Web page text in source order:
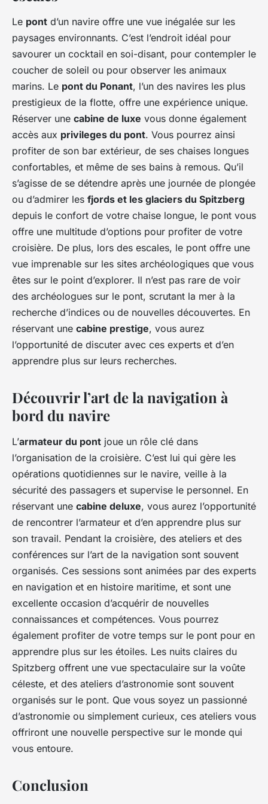
Le pont d’un navire offre une vue inégalée sur les
paysages environnants. C’est l’endroit idéal pour
savourer un cocktail en soi-disant, pour contempler le
coucher de soleil ou pour observer les animaux
marins. Le pont du Ponant, l’un des navires les plus
prestigieux de la flotte, offre une expérience unique.
Réserver une cabine de luxe vous donne également
accès aux privileges du pont. Vous pourrez ainsi
profiter de son bar extérieur, de ses chaises longues
confortables, et même de ses bains à remous. Qu’il
s’agisse de se détendre après une journée de plongée
ou d’admirer les fjords et les glaciers du Spitzberg
depuis le confort de votre chaise longue, le pont vous
offre une multitude d’options pour profiter de votre
croisière. De plus, lors des escales, le pont offre une
vue imprenable sur les sites archéologiques que vous
êtes sur le point d’explorer. Il n’est pas rare de voir
des archéologues sur le pont, scrutant la mer à la
recherche d’indices ou de nouvelles découvertes. En
réservant une cabine prestige, vous aurez
l’opportunité de discuter avec ces experts et d’en
apprendre plus sur leurs recherches.
Découvrir l’art de la navigation à
bord du navire
L’armateur du pont joue un rôle clé dans
l’organisation de la croisière. C’est lui qui gère les
opérations quotidiennes sur le navire, veille à la
sécurité des passagers et supervise le personnel. En
réservant une cabine deluxe, vous aurez l’opportunité
de rencontrer l’armateur et d’en apprendre plus sur
son travail. Pendant la croisière, des ateliers et des
conférences sur l’art de la navigation sont souvent
organisés. Ces sessions sont animées par des experts
en navigation et en histoire maritime, et sont une
excellente occasion d’acquérir de nouvelles
connaissances et compétences. Vous pourrez
également profiter de votre temps sur le pont pour en
apprendre plus sur les étoiles. Les nuits claires du
Spitzberg offrent une vue spectaculaire sur la voûte
céleste, et des ateliers d’astronomie sont souvent
organisés sur le pont. Que vous soyez un passionné
d’astronomie ou simplement curieux, ces ateliers vous
offriront une nouvelle perspective sur le monde qui
vous entoure.
Conclusion